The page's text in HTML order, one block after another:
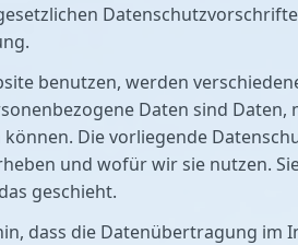
benutzen, werden
Daten sind Daten,
Die vorliegende
und wofür wir sie nutzen.
geschieht.
dass die Datenübertragung im